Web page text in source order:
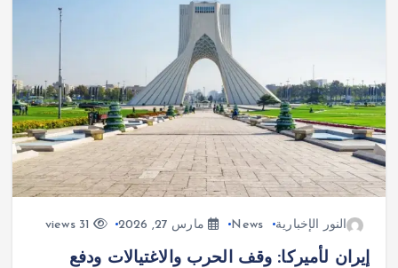
النور الإخبارية News مارس 27, 2026 31 views
إيران لأميركا: وقف الحرب والاغتيالات ودفع